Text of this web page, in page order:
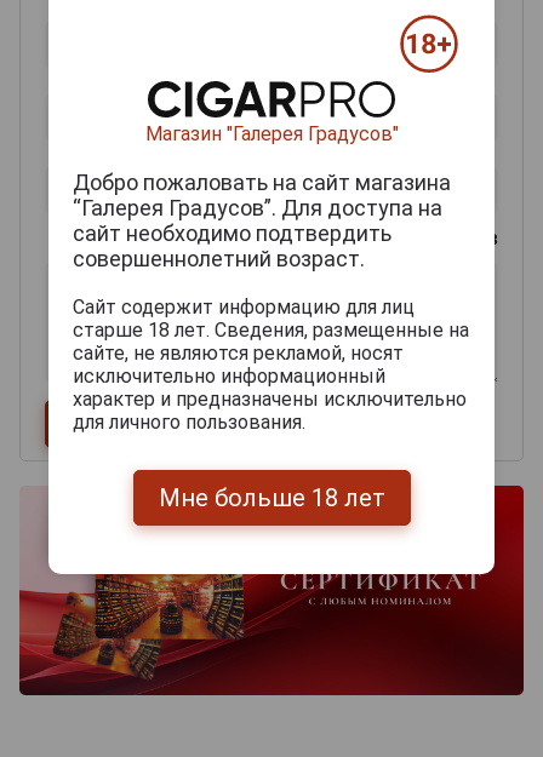
0из 2000 знаков
Магазин "Галерея Градусов"
Добро пожаловать на сайт магазина
“Галерея Градусов”. Для доступа на
сайт необходимо подтвердить
совершеннолетний возраст.
Сайт содержит информацию для лиц
старше 18 лет. Сведения, размещенные на
сайте, не являются рекламой, носят
исключительно информационный
характер и предназначены исключительно
для личного пользования.
Мне больше 18 лет